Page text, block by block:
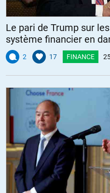
Le pari de Trump sur
système financier en
2 17 FINANCE